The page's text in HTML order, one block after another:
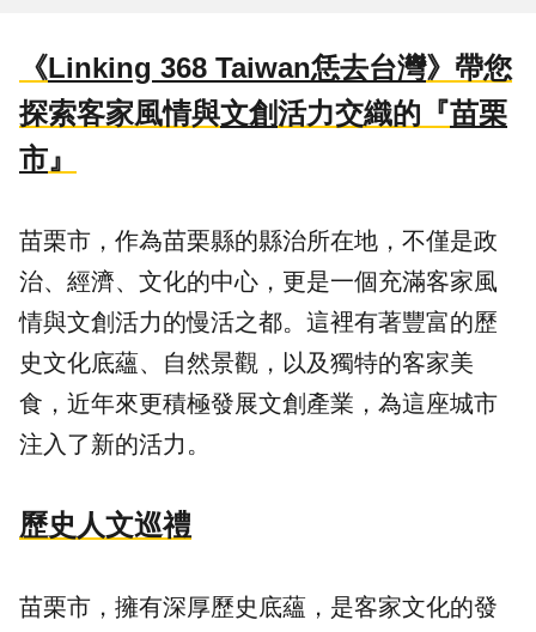
《Linking 368 Taiwan恁去台灣》帶您
探索客家風情與文創活力交織的『苗栗
市』
苗栗市，作為苗栗縣的縣治所在地，不僅是政
治、經濟、文化的中心，更是一個充滿客家風
情與文創活力的慢活之都。這裡有著豐富的歷
史文化底蘊、自然景觀 ，以及獨特的客家美
食 ，近年來更積極發展文創產業，為這座城市
注入了新的活力。
歷史人文巡禮
苗栗市，擁有深厚歷史底蘊，是客家文化的發